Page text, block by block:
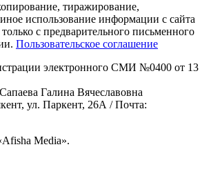
тиражирование,
использование информации с сайта
с предварительного письменного
Пользовательское соглашение
электронного СМИ №0400 от 13
Галина Вячеславовна
ул. Паркент, 26А / Почта:
Media».